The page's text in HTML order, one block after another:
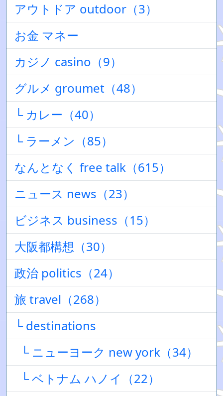
アウトドア outdoor（3）
お金 マネー
カジノ casino（9）
グルメ groumet（48）
└ カレー（40）
└ ラーメン（85）
なんとなく free talk（615）
ニュース news（23）
ビジネス business（15）
大阪都構想（30）
政治 politics（24）
旅 travel（268）
└ destinations
└ ニューヨーク new york（34）
└ ベトナム ハノイ（22）